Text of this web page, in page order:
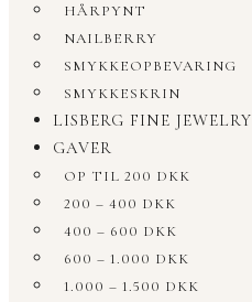
HÅRPYNT
NAILBERRY
SMYKKEOPBEVARING
SMYKKESKRIN
LISBERG FINE JEWELRY
GAVER
OP TIL 200 DKK
200 – 400 DKK
400 – 600 DKK
600 – 1.000 DKK
1.000 – 1.500 DKK